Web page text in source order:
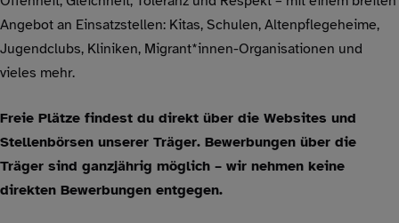
Angebot an Einsatzstellen: Kitas, Schulen, Altenpflegeheime,
Jugendclubs, Kliniken, Migrant*innen-Organisationen und
vieles mehr.
Freie Plätze findest du direkt über die Websites und
Stellenbörsen unserer Träger. Bewerbungen über die
Träger sind ganzjährig möglich – wir nehmen keine
direkten Bewerbungen entgegen.